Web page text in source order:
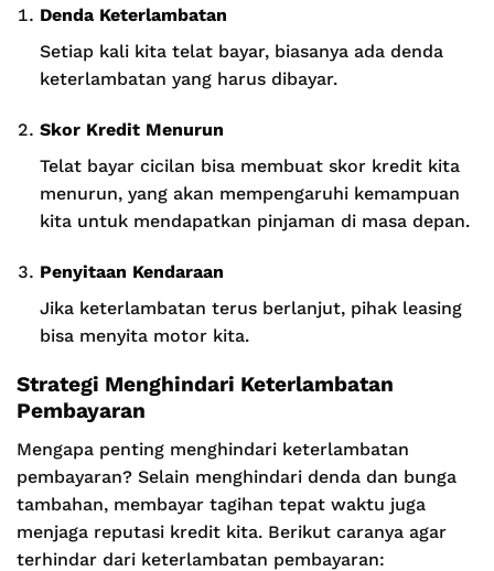
Denda Keterlambatan
Setiap kali kita telat bayar, biasanya ada denda
keterlambatan yang harus dibayar.
Skor Kredit Menurun
Telat bayar cicilan bisa membuat skor kredit kita
menurun, yang akan mempengaruhi kemampuan
kita untuk mendapatkan pinjaman di masa depan.
Penyitaan Kendaraan
Jika keterlambatan terus berlanjut, pihak leasing
bisa menyita motor kita.
Strategi Menghindari Keterlambatan
Pembayaran
Mengapa penting menghindari keterlambatan
pembayaran? Selain menghindari denda dan bunga
tambahan, membayar tagihan tepat waktu juga
menjaga reputasi kredit kita. Berikut caranya agar
terhindar dari keterlambatan pembayaran: